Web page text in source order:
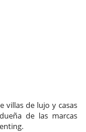
villas de lujo y casas
de las marcas